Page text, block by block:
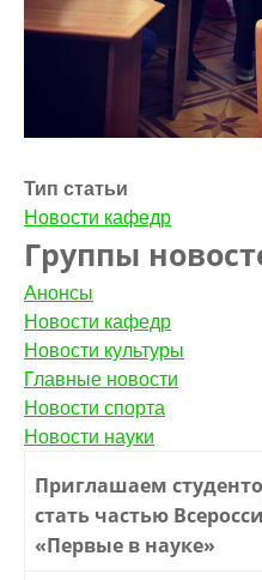
Тип статьи
Новости кафедр
Группы
Анонсы
Новости кафедр
Новости культуры
Главные новости
Новости спорта
Новости науки
Приглашаем
стать частью
«Первые в науке»